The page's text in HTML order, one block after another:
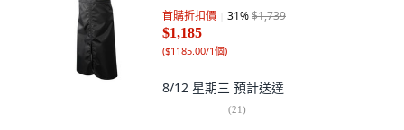
首購折扣價 31%$1,739
$1,185
($1185.00/1個)
8/12 星期三 預計送達
(21)